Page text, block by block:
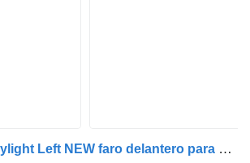
DAF 1784822 Skylight Left NEW faro delantero para cabeza tractora